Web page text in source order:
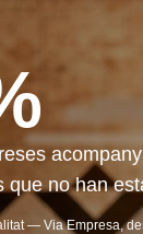
no han
— Via Empresa,